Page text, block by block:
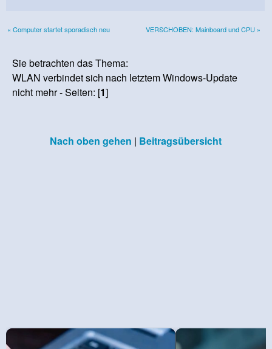
« Computer startet sporadisch neu VERSCHOBEN: Mainboard und CPU »
Sie betrachten das Thema:
WLAN verbindet sich nach letztem Windows-Update
nicht mehr - Seiten: [1]
Nach oben gehen | Beitragsübersicht